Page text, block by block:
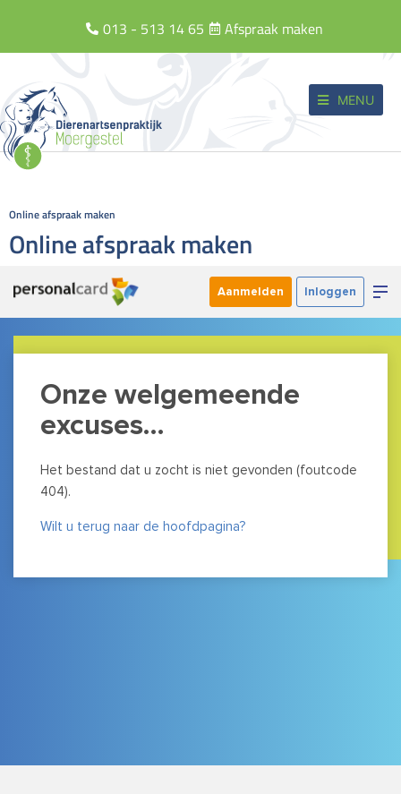
013 - 513 14 65 Afspraak maken
MENU
Online afspraak maken
Online afspraak maken